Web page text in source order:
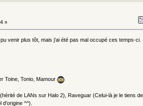
»
venir plus tôt, mais j'ai été pas mal occupé ces temps-ci.
Toine, Tonio, Mamour
de LANs sur Halo 2), Raveguar (Celui-là je le tiens
d'origine ^^).